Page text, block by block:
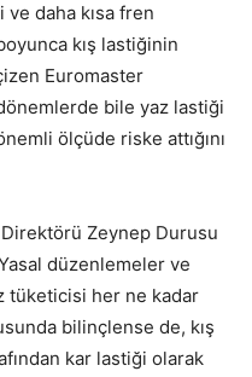
ve daha kısa fren
kış lastiğinin
Euromaster
bile yaz lastiği
ölçüde riske attığını
Zeynep Durusu
düzenlemeler ve
tüketicisi her ne kadar
bilinçlense de, kış
kar lastiği olarak